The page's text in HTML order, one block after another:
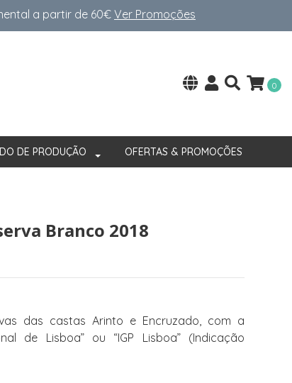
a partir de 60€Ver Promoções
0
DE PRODUÇÃO OFERTAS & PROMOÇÕES
Branco 2018
das castas Arinto e Encruzado, com a
de Lisboa” ou “IGP Lisboa” (Indicação